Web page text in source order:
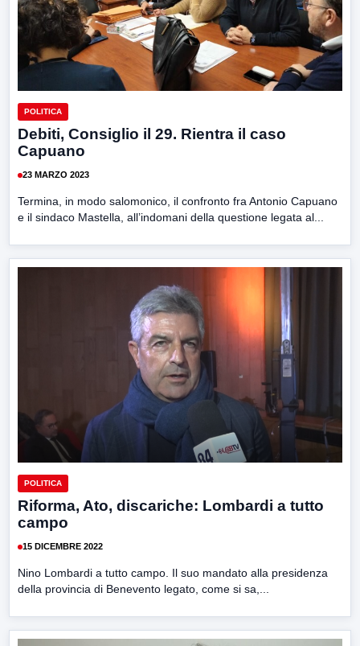
POLITICA
Debiti, Consiglio il 29. Rientra il caso
Capuano
23 MARZO 2023
Termina, in modo salomonico, il confronto fra Antonio Capuano
e il sindaco Mastella, all’indomani della questione legata al...
POLITICA
Riforma, Ato, discariche: Lombardi a tutto
campo
15 DICEMBRE 2022
Nino Lombardi a tutto campo. Il suo mandato alla presidenza
della provincia di Benevento legato, come si sa,...